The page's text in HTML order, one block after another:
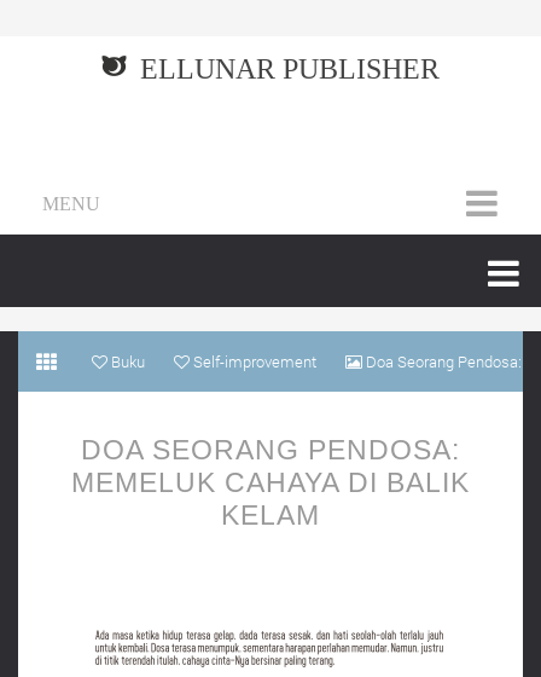
ELLUNAR PUBLISHER
MENU
Buku Self-improvement Doa Seorang Pendosa:
DOA SEORANG PENDOSA:
MEMELUK CAHAYA DI BALIK
KELAM